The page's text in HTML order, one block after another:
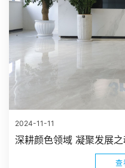
2024-11-11
查